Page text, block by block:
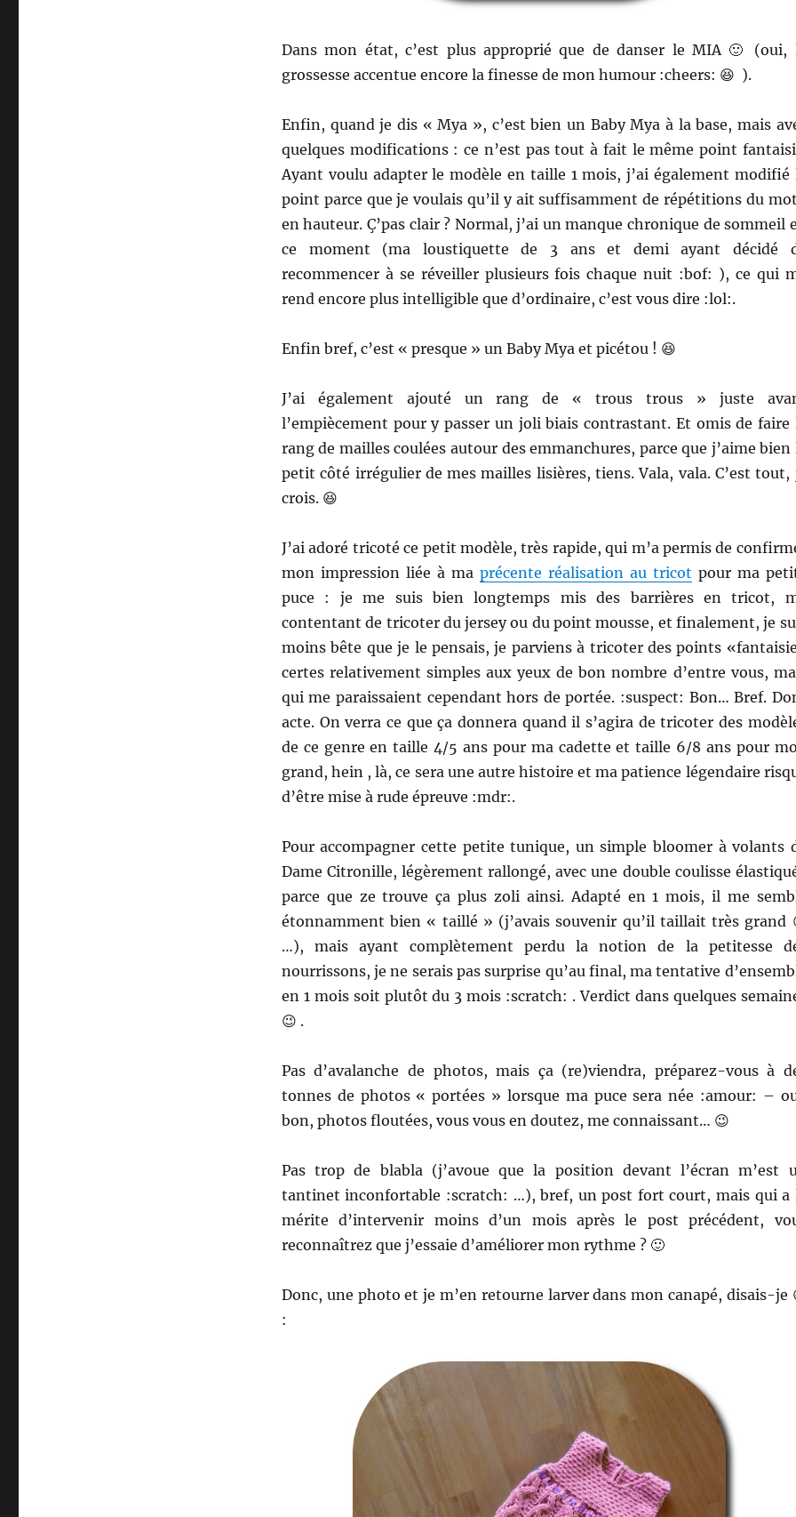
Dans mon état, c’est plus approprié que de danser le MIA 🙂 (oui,
grossesse accentue encore la finesse de mon humour :cheers: 😆 ).
Enfin, quand je dis « Mya », c’est bien un Baby Mya à la base, mais
quelques modifications : ce n’est pas tout à fait le même point
Ayant voulu adapter le modèle en taille 1 mois, j’ai également modifié
point parce que je voulais qu’il y ait suffisamment de répétitions du
en hauteur. Ç’pas clair ? Normal, j’ai un manque chronique de sommeil
ce moment (ma loustiquette de 3 ans et demi ayant décidé
recommencer à se réveiller plusieurs fois chaque nuit :bof: ), ce qui
rend encore plus intelligible que d’ordinaire, c’est vous dire :lol:.
Enfin bref, c’est « presque » un Baby Mya et picétou ! 😆
J’ai également ajouté un rang de « trous trous » juste
l’empiècement pour y passer un joli biais contrastant. Et omis de faire
rang de mailles coulées autour des emmanchures, parce que j’aime bien
petit côté irrégulier de mes mailles lisières, tiens. Vala, vala. C’est tout,
crois. 😆
J’ai adoré tricoté ce petit modèle, très rapide, qui m’a permis de
mon impression liée à ma précente réalisation au tricot pour ma
puce : je me suis bien longtemps mis des barrières en tricot,
contentant de tricoter du jersey ou du point mousse, et finalement, je
moins bête que je le pensais, je parviens à tricoter des points
certes relativement simples aux yeux de bon nombre d’entre vous,
qui me paraissaient cependant hors de portée. :suspect: Bon… Bref.
acte. On verra ce que ça donnera quand il s’agira de tricoter des
de ce genre en taille 4/5 ans pour ma cadette et taille 6/8 ans pour
grand, hein , là, ce sera une autre histoire et ma patience légendaire
d’être mise à rude épreuve :mdr:.
Pour accompagner cette petite tunique, un simple bloomer à volants
Dame Citronille, légèrement rallongé, avec une double coulisse
parce que ze trouve ça plus zoli ainsi. Adapté en 1 mois, il me
étonnamment bien « taillé » (j’avais souvenir qu’il taillait très grand
…), mais ayant complètement perdu la notion de la petitesse
nourrissons, je ne serais pas surprise qu’au final, ma tentative
en 1 mois soit plutôt du 3 mois :scratch: . Verdict dans quelques
😉 .
Pas d’avalanche de photos, mais ça (re)viendra, préparez-vous à
tonnes de photos « portées » lorsque ma puce sera née :amour: –
bon, photos floutées, vous vous en doutez, me connaissant… 😉
Pas trop de blabla (j’avoue que la position devant l’écran m’est
tantinet inconfortable :scratch: …), bref, un post fort court, mais qui a
mérite d’intervenir moins d’un mois après le post précédent,
reconnaîtrez que j’essaie d’améliorer mon rythme ? 🙂
Donc, une photo et je m’en retourne larver dans mon canapé, disais-je
: